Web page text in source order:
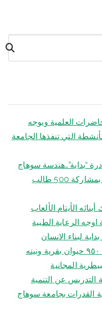
العلمية ويوجه
التي تنفذها الجامعة
“بداية”…هندسة سوهاج
تنظم ندوة تثقيفية للتوعية بالمبادرة بمشاركة 500 طالب
الأيتام الألعاب
اوجه الرعاية الطبية
لبناء الانسان
تنفيذاً للمبادرة الرئاسية “بداية” علاج ٩٥٠ حيوان بقرية ونينه
المجانية
التدريس عن التنمية
القدرات بجامعة سوهاج